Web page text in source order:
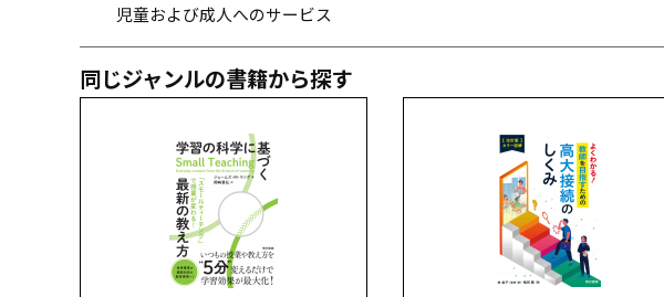
児童および成人へのサービス
同じジャンルの書籍から探す